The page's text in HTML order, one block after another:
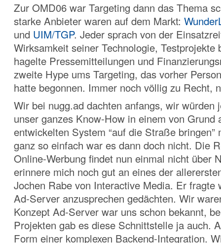
Zur OMD06 war Targeting dann das Thema
starke Anbieter waren auf dem Markt:
und UIM/TGP. Jeder sprach von der
Wirksamkeit seiner Technologie, Testprojekte
hagelte Pressemitteilungen und
zweite Hype ums Targeting, das vorher
hatte begonnen. Immer noch völlig zu Recht,
Wir bei nugg.ad dachten anfangs, wir würden
unser ganzes Know-How in einem von Grund
entwickelten System “auf die Straße
ganz so einfach war es dann doch nicht. Die
Online-Werbung findet nun einmal nicht über
erinnere mich noch gut an eines der
Jochen Rabe von Interactive Media. Er fragte
Ad-Server anzusprechen gedächten. Wir
Konzept Ad-Server war uns schon bekannt,
Projekten gab es diese Schnittstelle ja auch.
Form einer komplexen Backend-Integration.